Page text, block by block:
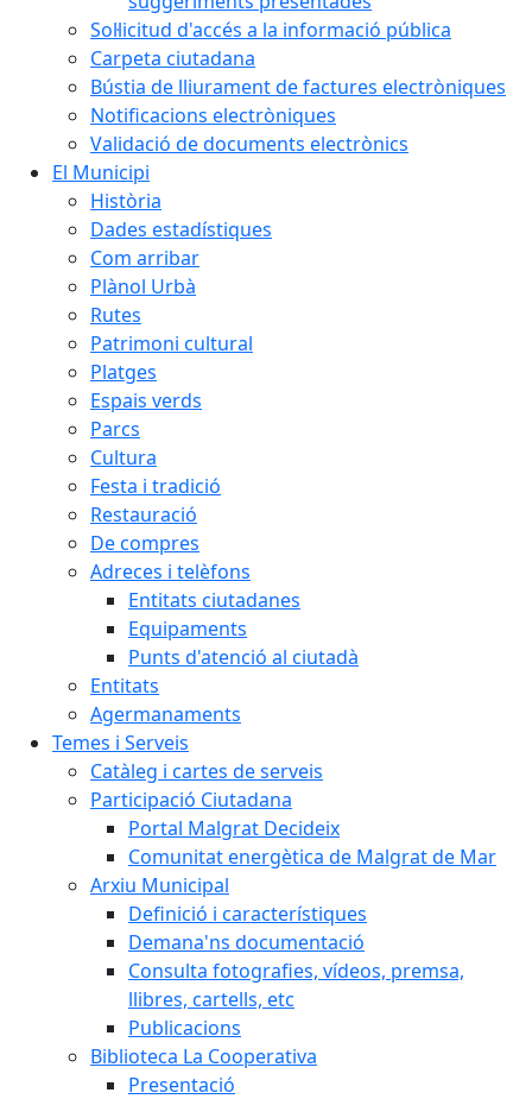
Sol·licitud d'accés a la informació pública
Carpeta ciutadana
Bústia de lliurament de factures electròniques
Notificacions electròniques
Validació de documents electrònics
El Municipi
Història
Dades estadístiques
Com arribar
Plànol Urbà
Rutes
Patrimoni cultural
Platges
Espais verds
Parcs
Cultura
Festa i tradició
Restauració
De compres
Adreces i telèfons
Entitats ciutadanes
Equipaments
Punts d'atenció al ciutadà
Entitats
Agermanaments
Temes i Serveis
Catàleg i cartes de serveis
Participació Ciutadana
Portal Malgrat Decideix
Comunitat energètica de Malgrat de Mar
Arxiu Municipal
Definició i característiques
Demana'ns documentació
Consulta fotografies, vídeos, premsa,
llibres, cartells, etc
Publicacions
Biblioteca La Cooperativa
Presentació